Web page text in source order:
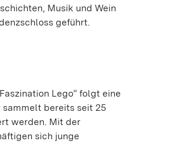
Musik und Wein
geführt.
Lego“ folgt eine
sammelt bereits seit 25
werden. Mit der
sich junge